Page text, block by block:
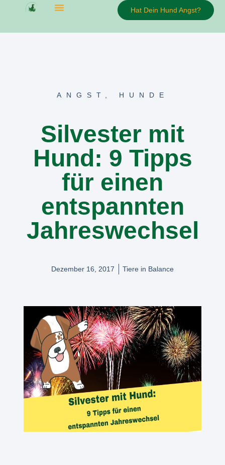
Hat Dein Hund Angst?
ANGST HUNDE
Silvester mit
Hund: 9 Tipps
für einen
entspannten
Jahreswechsel
Dezember 16, 2017 Tiere in Balance